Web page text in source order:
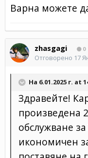
Варна можете
zhasgagi 0
Отговорено 17
На 6.01.2025 г. at
Здравейте!
произведена
обслужване
икономичен